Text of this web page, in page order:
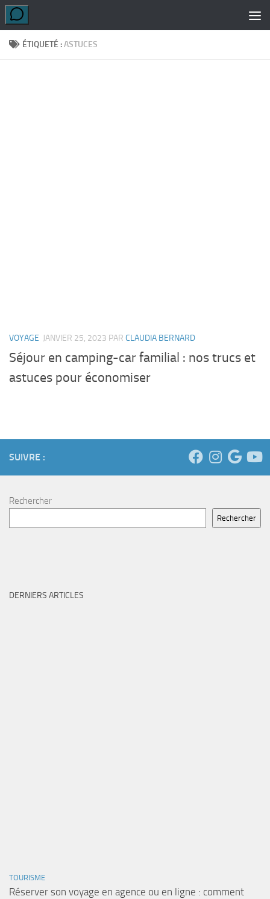
Skip to content
ÉTIQUETÉ :ASTUCES
VOYAGE JANVIER 25, 2023 PAR CLAUDIA BERNARD
Séjour en camping-car familial : nos trucs et
astuces pour économiser
SUIVRE :
Rechercher
Rechercher
DERNIERS ARTICLES
TOURISME
Réserver son voyage en agence ou en ligne : comment